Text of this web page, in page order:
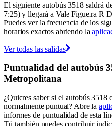
El siguiente autobús 3518 saldrá
7:25) y llegará a Vale Figueira R
Puedes ver la frecuencia de los
horarios exactos abriendo la
Ver todas las salidas
Puntualidad del autobús
Metropolitana
¿Quieres saber si el autobús
normalmente puntual? Abre la
informes de puntualidad de esta
Tú también puedes contribuir